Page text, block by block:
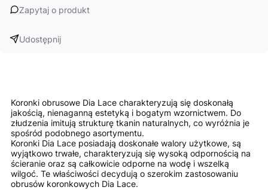
Zapytaj o produkt
Udostępnij
Koronki obrusowe Dia Lace charakteryzują się doskonałą
jakością, nienaganną estetyką i bogatym wzornictwem. Do
złudzenia imitują strukturę tkanin naturalnych, co wyróżnia je
spośród podobnego asortymentu.
Koronki Dia Lace posiadają doskonałe walory użytkowe, są
wyjątkowo trwałe, charakteryzują się wysoką odpornością na
ścieranie oraz są całkowicie odporne na wodę i wszelką
wilgoć. Te właściwości decydują o szerokim zastosowaniu
obrusów koronkowych Dia Lace.